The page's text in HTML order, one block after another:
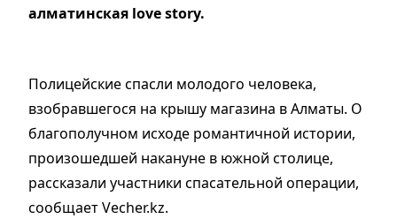
алматинская love story.
Полицейские спасли молодого человека,
взобравшегося на крышу магазина в Алматы. О
благополучном исходе романтичной истории,
произошедшей накануне в южной столице,
рассказали участники спасательной операции,
сообщает Vecher.kz.